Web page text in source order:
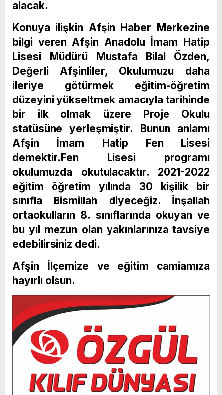
alacak.
Konuya ilişkin Afşin Haber Merkezine
bilgi veren Afşin Anadolu İmam Hatip
Lisesi Müdürü Mustafa Bilal Özden,
Değerli Afşinliler, Okulumuzu daha
ileriye götürmek eğitim-öğretim
düzeyini yükseltmek amacıyla tarihinde
bir ilk olmak üzere Proje Okulu
statüsüne yerleşmiştir. Bunun anlamı
Afşin İmam Hatip Fen Lisesi
demektir.Fen Lisesi programı
okulumuzda okutulacaktır. 2021-2022
eğitim öğretim yılında 30 kişilik bir
sınıfla Bismillah diyeceğiz. İnşallah
ortaokulların 8. sınıflarında okuyan ve
bu yıl mezun olan yakınlarınıza tavsiye
edebilirsiniz dedi.
Afşin İlçemize ve eğitim camiamıza
hayırlı olsun.